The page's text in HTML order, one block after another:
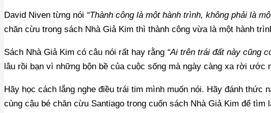
David Niven từng nói “Thành công là một hành trình, không phải là
chăn cừu trong sách Nhà Giả Kim thì thành công vừa là một hành
Sách Nhà Giả Kim có câu nói rất hay rằng “Ai trên trái đất này cũng
lâu rồi bạn vì những bộn bề của cuộc sống mà ngày càng xa rời ước
Hãy học cách lắng nghe điều trái tim mình muốn nói. Hãy đánh thức
cùng cậu bé chăn cừu Santiago trong cuốn sách Nhà Giả Kim để